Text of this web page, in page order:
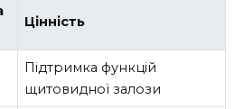
Цінність
Підтримка функцій
щитовидної залози